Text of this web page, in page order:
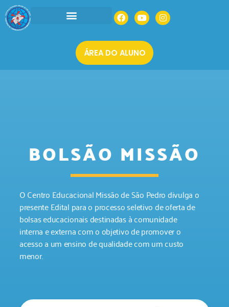
ÁREA DO ALUNO
BOLSÃO MISSÃO
O Centro Educacional Missão de São Pedro divulga o
presente Edital para o processo seletivo de oferta de
bolsas educacionais destinadas à comunidade
interna e externa com o objetivo de promover o
acesso a um ensino de qualidade com um custo
menor.